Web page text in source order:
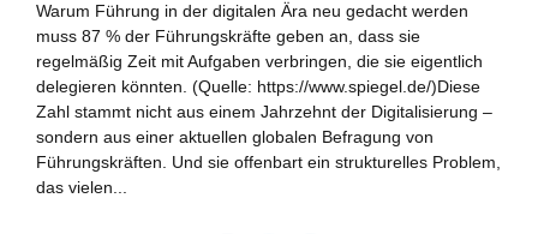
Warum Führung in der digitalen Ära neu gedacht werden
muss 87 % der Führungskräfte geben an, dass sie
regelmäßig Zeit mit Aufgaben verbringen, die sie eigentlich
delegieren könnten. (Quelle: https://www.spiegel.de/)Diese
Zahl stammt nicht aus einem Jahrzehnt der Digitalisierung –
sondern aus einer aktuellen globalen Befragung von
Führungskräften. Und sie offenbart ein strukturelles Problem,
das vielen...